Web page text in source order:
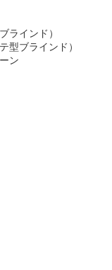
ラインド）
型ブラインド）
ン